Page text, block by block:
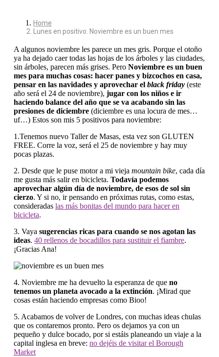
Home
Lunes en positivo. Noviembre es un buen mes
A algunos noviembre les parece un mes gris. Porque el otoño
ya ha dejado caer todas las hojas de los árboles y las ciudades,
sin árboles, parecen más grises. Pero Noviembre es un buen
mes para muchas cosas: hacer panes y bizcochos en casa,
pensar en las navidades y aprovechar el black friday (este
año será el 24 de noviembre), jugar con los niños e ir
haciendo balance del año que se va acabando sin las
presiones de diciembre (diciembre es una locura de mes…
uf…) Estos son mis 5 positivos para noviembre:
1.Tenemos nuevo Taller de Masas, esta vez son GLUTEN
FREE. Corre la voz, será el 25 de noviembre y hay muy
pocas plazas.
2. Desde que le puse motor a mi vieja mountain bike, cada día
me gusta más salir en bicicleta. Todavía podemos
aprovechar algún día de noviembre, de esos de sol sin
cierzo. Y si no, ir pensando en próximas rutas, como estas,
consideradas las más bonitas del mundo para hacer en
bicicleta.
3. Vaya sugerencias ricas para cuando se nos agotan las
ideas. 40 rellenos de bocadillos para sustituir el fiambre.
¡Gracias Ana!
4. Noviembre me ha devuelto la esperanza de que no
tenemos un planeta avocado a la extinción. ¡Mirad que
cosas están haciendo empresas como Bioo!
5. Acabamos de volver de Londres, con muchas ideas chulas
que os contaremos pronto. Pero os dejamos ya con un
pequeño y dulce bocado, por si estáis planeando un viaje a la
capital inglesa en breve: no dejéis de visitar el Borough
Market